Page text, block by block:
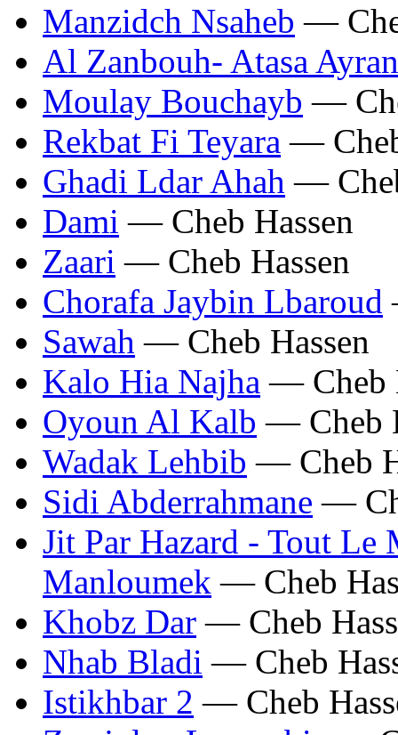
Manzidch Nsaheb —
Al Zanbouh- Atasa
Moulay Bouchayb —
Rekbat Fi Teyara —
Ghadi Ldar Ahah —
Dami — Cheb Hassen
Zaari — Cheb Hassen
Chorafa Jaybin Lbaroud
Sawah — Cheb Hassen
Kalo Hia Najha — Cheb
Oyoun Al Kalb — Cheb
Wadak Lehbib — Cheb
Sidi Abderrahmane —
Jit Par Hazard - Tout Le
Manloumek — Cheb
Khobz Dar — Cheb
Nhab Bladi — Cheb
Istikhbar 2 — Cheb